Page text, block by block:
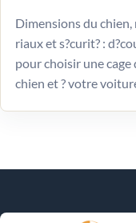
Dimensions du chien,
riaux et s?curit? :
pour choisir une
chien et ? votre